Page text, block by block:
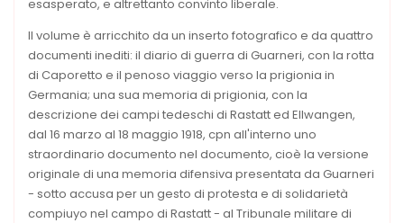
esasperato, e altrettanto convinto liberale.
Il volume è arricchito da un inserto fotografico e da quattro
documenti inediti: il diario di guerra di Guarneri, con la rotta
di Caporetto e il penoso viaggio verso la prigionia in
Germania; una sua memoria di prigionia, con la
descrizione dei campi tedeschi di Rastatt ed Ellwangen,
dal 16 marzo al 18 maggio 1918, cpn all'interno uno
straordinario documento nel documento, cioè la versione
originale di una memoria difensiva presentata da Guarneri
- sotto accusa per un gesto di protesta e di solidarietà
compiuyo nel campo di Rastatt - al Tribunale militare di